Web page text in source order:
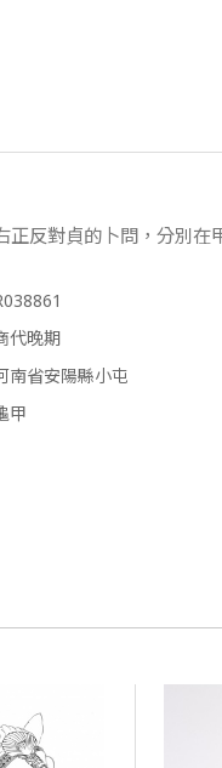
正反對貞的卜問，分別在
代晚期
南省安陽縣小屯
甲